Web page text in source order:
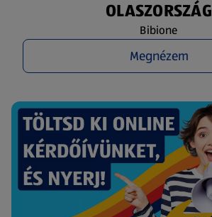
OLASZORSZÁG
Bibione
Megnézem